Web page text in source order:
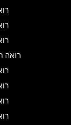
רואה
רואה
רואה
רואה
רואה
רואה
רואה
רואה